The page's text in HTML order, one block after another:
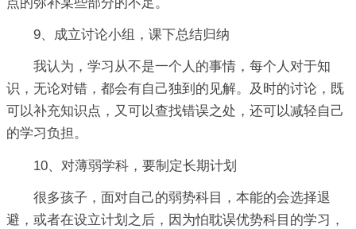
9、成立讨论小组，课下总结归纳
我认为，学习从不是一个人的事情，每个人对于知
识，无论对错，都会有自己独到的见解。及时的讨论，既
可以补充知识点，又可以查找错误之处，还可以减轻自己
的学习负担。
10、对薄弱学科，要制定长期计划
很多孩子，面对自己的弱势科目，本能的会选择退
避，或者在设立计划之后，因为怕耽误优势科目的学习，